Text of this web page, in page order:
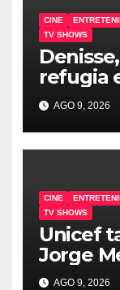
CINE
TV SHOWS
refugia
humor
AGO 9, 2026
CINE
TV SHOWS
Unicef
Jorge
AGO 9, 2026